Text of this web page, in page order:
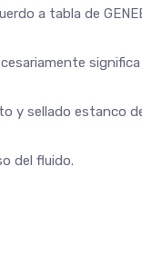
a tabla de
y sellado estanco
del fluido.